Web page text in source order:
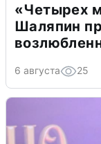
«Четырех
Шаляпин
6 августа 25